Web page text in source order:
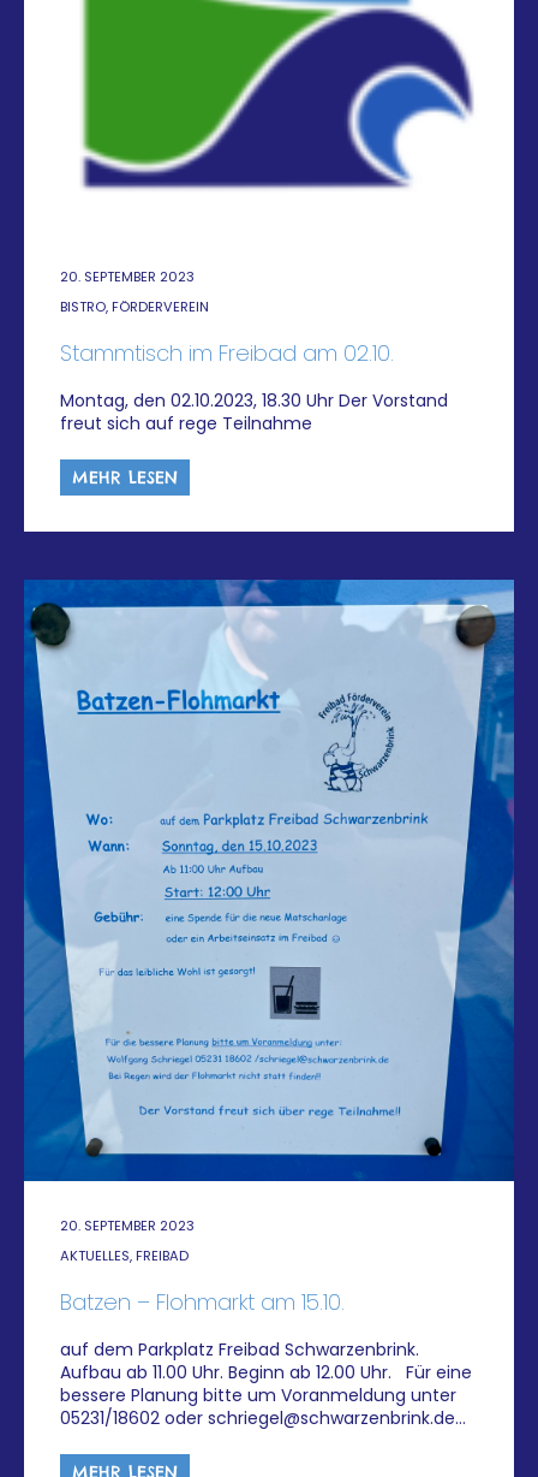
20. SEPTEMBER 2023
BISTRO, FÖRDERVEREIN
Stammtisch im Freibad am 02.10.
Montag, den 02.10.2023, 18.30 Uhr Der Vorstand
freut sich auf rege Teilnahme
MEHR LESEN
20. SEPTEMBER 2023
AKTUELLES, FREIBAD
Batzen – Flohmarkt am 15.10.
auf dem Parkplatz Freibad Schwarzenbrink.
Aufbau ab 11.00 Uhr. Beginn ab 12.00 Uhr. Für eine
bessere Planung bitte um Voranmeldung unter
05231/18602 oder schriegel@schwarzenbrink.de…
MEHR LESEN